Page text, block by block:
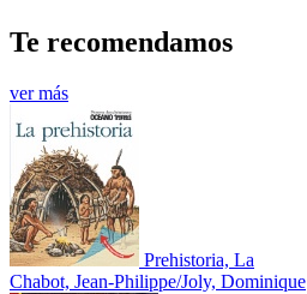
Te recomendamos
ver más
Prehistoria, La
Chabot, Jean-Philippe/Joly, Dominique